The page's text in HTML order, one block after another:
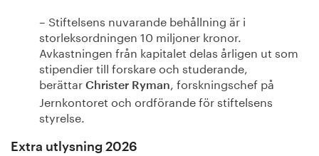
– Stiftelsens nuvarande behållning är i
storleksordningen 10 miljoner kronor.
Avkastningen från kapitalet delas årligen ut som
stipendier till forskare och studerande,
berättar Christer Ryman, forskningschef på
Jernkontoret och ordförande för stiftelsens
styrelse.
Extra utlysning 2026